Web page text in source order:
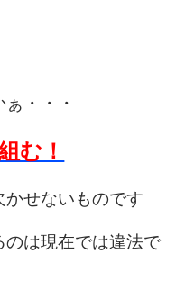
ぁ・・・
む！
せないものです
のは現在では違法で